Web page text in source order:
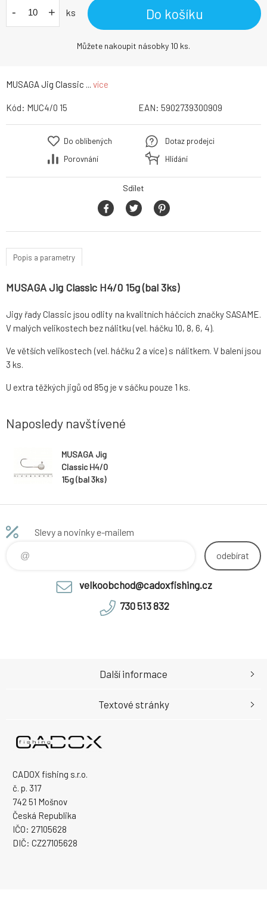
MUSAGA Jig Classic ... více
- + ks Do košíku
Můžete nakoupit násobky 10 ks.
Kód: MUC4/0 15 EAN: 5902739300909
Do oblíbených
Porovnání
Dotaz prodejci
Hlídání
Sdílet
Popis a parametry
MUSAGA Jig Classic H4/0 15g (bal 3ks)
Jigy řady Classic jsou odlity na kvalitních háčcích značky SASAME.
V malých velikostech bez nálitku (vel. háčku 10, 8, 6, 4).
Ve větších velikostech (vel. háčku 2 a více) s nálitkem. V balení jsou
3 ks.
U extra těžkých jigů od 85g je v sáčku pouze 1 ks.
Naposledy navštívené
MUSAGA Jig
Classic H4/0
15g (bal 3ks)
Slevy a novinky e-mailem
odebírat
velkoobchod@cadoxfishing.cz
730 513 832
CADOX fishing s.r.o.
č. p. 317
742 51 Mošnov
Česká Republika
IČO: 27105628
DIČ: CZ27105628
Další informace
Textové stránky